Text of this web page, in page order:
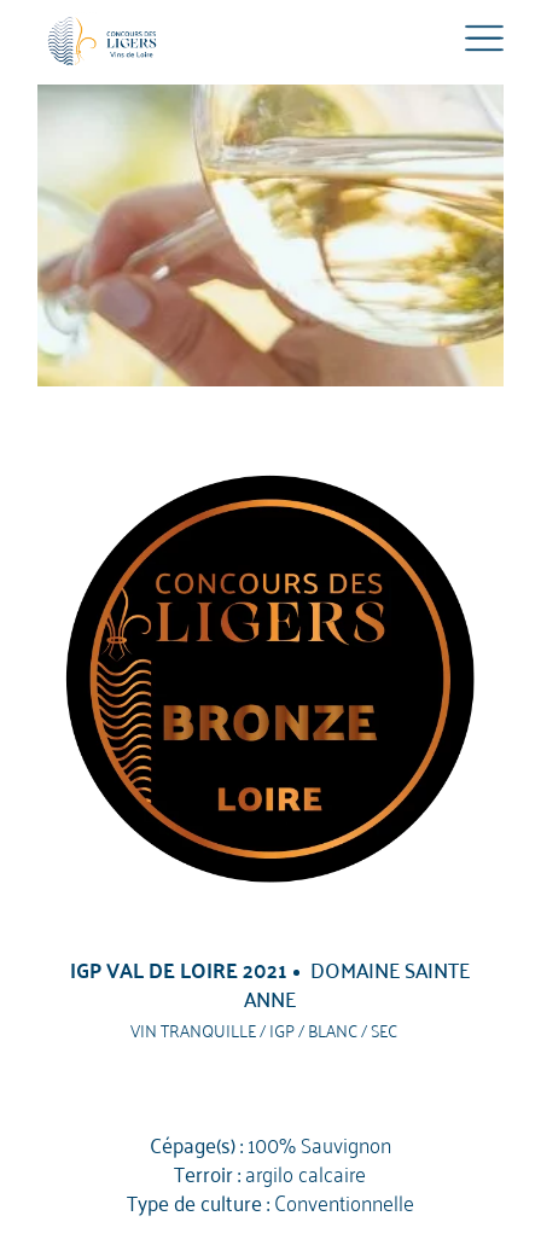
IGP VAL DE LOIRE 2021 DOMAINE SAINTE
ANNE
VIN TRANQUILLE / IGP / BLANC / SEC
Cépage(s) :100% Sauvignon
Terroir :argilo calcaire
Type de culture :Conventionnelle